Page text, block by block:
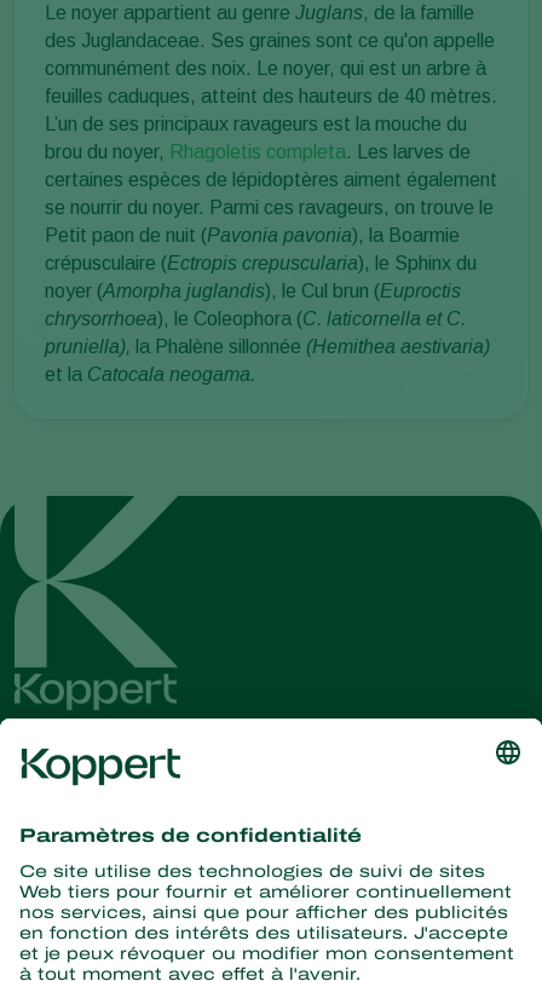
Le noyer appartient au genre Juglans, de la famille
des Juglandaceae. Ses graines sont ce qu'on appelle
communément des noix. Le noyer, qui est un arbre à
feuilles caduques, atteint des hauteurs de 40 mètres.
L’un de ses principaux ravageurs est la mouche du
brou du noyer, Rhagoletis completa. Les larves de
certaines espèces de lépidoptères aiment également
se nourrir du noyer. Parmi ces ravageurs, on trouve le
Petit paon de nuit (Pavonia pavonia), la Boarmie
crépusculaire (Ectropis crepuscularia), le Sphinx du
noyer (Amorpha juglandis), le Cul brun (Euproctis
chrysorrhoea), le Coleophora (C. laticornella et C.
pruniella), la Phalène sillonnée (Hemithea aestivaria)
et la Catocala neogama.
nouvelles et informations
S’abonner ici
La nature pour partenaire